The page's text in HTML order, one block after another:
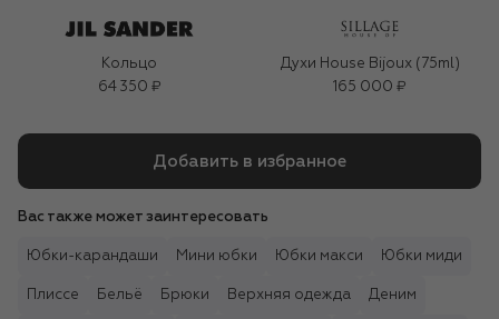
Кольцо
64 350 ₽
Духи House Bijoux (75ml)
165 000 ₽
Добавить в избранное
Вас также может заинтересовать
Юбки-карандаши Мини юбки Юбки макси Юбки миди
Плиссе Бельё Брюки Верхняя одежда Деним